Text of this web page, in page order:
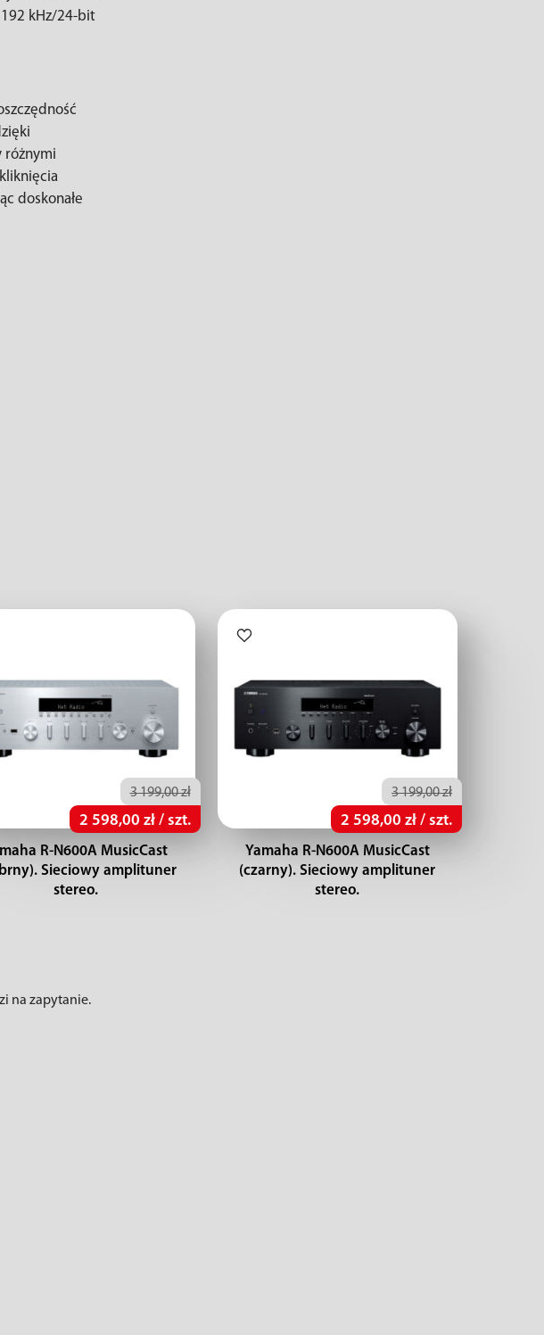
kHz/24-bit
różnymi
doskonałe
3 199,00 zł
2 598,00 zł / szt.
R-N600A MusicCast
Sieciowy amplituner
stereo.
3 199,00 zł
2 598,00 zł / szt.
Yamaha R-N600A MusicCast
(czarny). Sieciowy amplituner
stereo.
na zapytanie.